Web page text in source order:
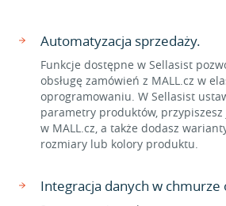
Automatyzacja sprzedaży.
Funkcje dostępne w Sellasist
obsługę zamówień z MALL.cz w
oprogramowaniu. W Sellasist
parametry produktów,
w MALL.cz, a także dodasz
rozmiary lub kolory produktu.
Integracja danych w chmurze